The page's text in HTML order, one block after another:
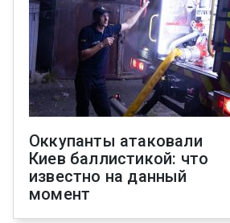
Оккупанты атаковали
Киев баллистикой: что
известно на данный
момент